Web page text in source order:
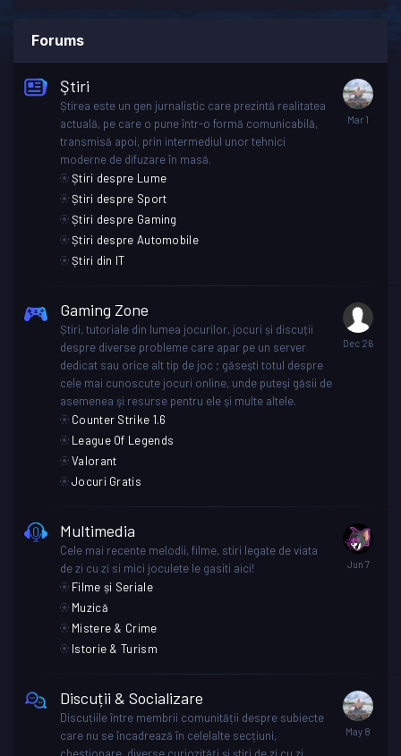
Forums
Ştiri
Știrea este un gen jurnalistic care prezintă realitatea
actuală, pe care o pune într-o formă comunicabilă,
transmisă apoi, prin intermediul unor tehnici
moderne de difuzare în masă.
Știri despre Lume
Știri despre Sport
Știri despre Gaming
Știri despre Automobile
Știri din IT
Gaming Zone
Știri, tutoriale din lumea jocurilor, jocuri și discuții
despre diverse probleme care apar pe un server
dedicat sau orice alt tip de joc ; găseşti totul despre
cele mai cunoscute jocuri online, unde puteşi găsii de
asemenea şi resurse pentru ele şi multe altele.
Counter Strike 1.6
League Of Legends
Valorant
Jocuri Gratis
Multimedia
Cele mai recente melodii, filme, stiri legate de viata
de zi cu zi si mici joculete le gasiti aici!
Filme și Seriale
Muzică
Mistere & Crime
Istorie & Turism
Discuții & Socializare
Discuțiile între membrii comunității despre subiecte
care nu se încadrează în celelalte secțiuni,
chestionare, diverse curiozități și știri de zi cu zi.